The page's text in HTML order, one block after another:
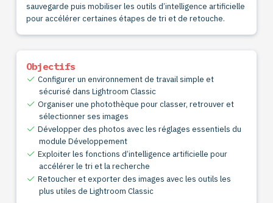
sauvegarde puis mobiliser les outils d’intelligence artificielle
pour accélérer certaines étapes de tri et de retouche.
Objectifs
Configurer un environnement de travail simple et
sécurisé dans Lightroom Classic
Organiser une photothèque pour classer, retrouver et
sélectionner ses images
Développer des photos avec les réglages essentiels du
module Développement
Exploiter les fonctions d’intelligence artificielle pour
accélérer le tri et la recherche
Retoucher et exporter des images avec les outils les
plus utiles de Lightroom Classic